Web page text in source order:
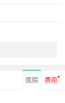
医院 费用